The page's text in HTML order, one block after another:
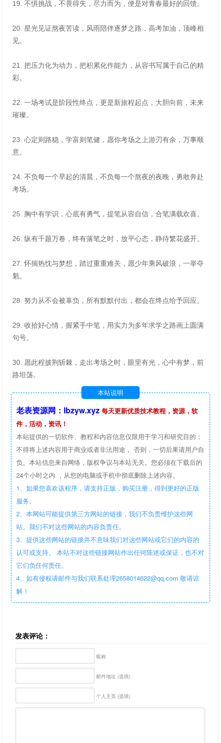
19. 不惧挑战，不畏得失，尽力而为，便是对青春最好的回馈。
20. 星光见证熬夜苦读，风雨陪伴逐梦之路，高考加油，顶峰相
见。
21. 把压力化为动力，把积累化作能力，从容书写属于自己的精
彩。
22. 一场考试是阶段性终点，更是新旅程起点，大胆向前，未来
璀璨。
23. 心定则路稳，学富则笔健，愿你考场之上游刃有余，万事顺
意。
24. 不负每一个早起的清晨，不负每一个熬夜的夜晚，勇敢奔赴
考场。
25. 胸中有学识，心底有勇气，提笔从容自信，合笔满载欢喜。
26. 纵有千题万卷，终有落笔之时，放平心态，静待繁花盛开。
27. 怀揣热忱与梦想，踏过重重难关，愿少年乘风破浪，一举夺
魁。
28. 努力从不会被辜负，所有默默付出，都会在终点给予回应。
29. 收拾好心情，握紧手中笔，用实力为多年求学之路画上圆满
句号。
30. 愿此程披荆斩棘，走出考场之时，眼里有光，心中有梦，前
路坦荡。
本站说明
老表资源网：lbzyw.xyz 每天更新优质技术教程，资源，软
件，活动，资讯！
本站提供的一切软件、教程和内容信息仅限用于学习和研究目的；
不得将上述内容用于商业或者非法用途， 否则，一切后果请用户自
负。本站信息来自网络，版权争议与本站无关。您必须在下载后的
24个小时之内 ，从您的电脑或手机中彻底删除上述内容。
1、如果您喜欢该程序，请支持正版，购买注册，得到更好的正版
服务。
2、本网站可能提供第三方网站的链接，我们不负责维护这些网
站。我们不对这些网站的内容负责任。
3、提供这些网站的链接并不意味我们对这些网站或它们的内容的
认可或支持。 本站不对这些链接网站作出任何陈述或保证，也不对
它们负任何责任。
4、如有侵权请邮件与我们联系处理2658014622@qq.com 敬请谅
解！
发表评论：
昵称
邮件地址 (选填)
个人主页 (选填)